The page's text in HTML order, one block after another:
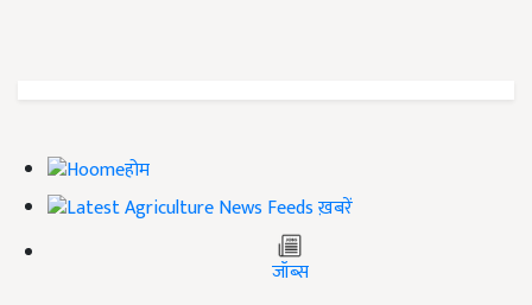
होम
ख़बरें
जॉब्स